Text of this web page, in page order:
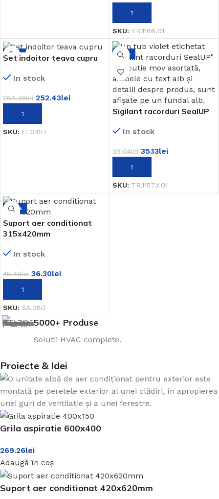
ADAUGĂ ÎN COȘ
SKU: TR.1166.01
-10%
Set indoitor teava cupru
In stock
280.48lei 252.43lei
ADAUGĂ ÎN COȘ
SKU: IT.04ST
-10%
Sigilant racorduri SealUP
In stock
39.04lei 35.13lei
ADAUGĂ ÎN COȘ
SKU: TR.1157.Y.01
-25%
Suport aer conditionat
315x420mm
In stock
48.40lei 36.30lei
ADAUGĂ ÎN COȘ
SKU: SA.380
5000+ Produse
Solutii HVAC complete.
Proiecte & Idei
Grila aspiratie 600x400
269.26lei
Adaugă în coș
Suport aer conditionat 420x620mm